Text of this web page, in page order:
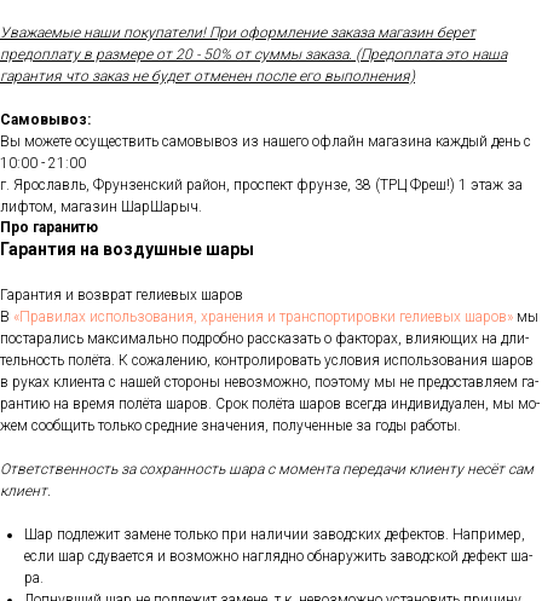
Уважаемые наши покупатели! При оформление заказа магазин берет
предоплату в размере от 20 - 50% от суммы заказа. (Предоплата это наша
гарантия что заказ не будет отменен после его выполнения)
Самовывоз:
Вы можете осуществить самовывоз из нашего офлайн магазина каждый день с
10:00 - 21:00
г. Ярославль, Фрунзенский район, проспект фрунзе, 38 (ТРЦ Фреш!) 1 этаж за
лифтом, магазин ШарШарыч.
Про гаранитю
Гарантия на воздушные шары
Га­ран­тия и воз­врат ге­ли­евых ша­ров
В «Пра­ви­лах ис­поль­зо­ва­ния, хра­не­ния и тран­спор­ти­ров­ки ге­ли­евых ша­ров» мы
пос­та­рались мак­си­маль­но под­робно рас­ска­зать о фак­то­рах, вли­яющих на дли­
тель­ность по­лёта. К со­жале­нию, кон­тро­лиро­вать ус­ло­вия ис­поль­зо­вания ша­ров
в ру­ках кли­ен­та с на­шей сто­роны не­воз­можно, по­это­му мы не пре­дос­тавля­ем га­
ран­тию на вре­мя по­лёта ша­ров. Срок по­лёта ша­ров всег­да ин­ди­виду­ален, мы мо­
жем со­об­щить толь­ко сред­ние зна­чения, по­лучен­ные за го­ды ра­боты.
От­ветс­твен­ность за сох­ранность ша­ра с мо­мен­та пе­реда­чи кли­ен­ту не­сёт сам
кли­ент.
Шар под­ле­жит за­мене толь­ко при на­личии за­вод­ских де­фек­тов. Нап­ри­мер,
ес­ли шар сду­ва­ет­ся и воз­можно наг­лядно об­на­ружить за­вод­ской де­фект ша­
ра.